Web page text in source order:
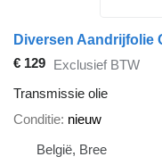
Diversen Aandrijfolie
€ 129 Exclusief BTW
Transmissie olie
Conditie nieuw
België, Bree